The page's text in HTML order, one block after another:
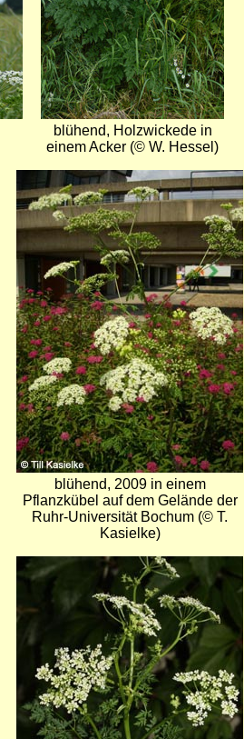
blühend, Holzwickede in
einem Acker (© W. Hessel)
blühend, 2009 in einem
Pflanzkübel auf dem Gelände der
Ruhr-Universität Bochum (© T.
Kasielke)
Bild